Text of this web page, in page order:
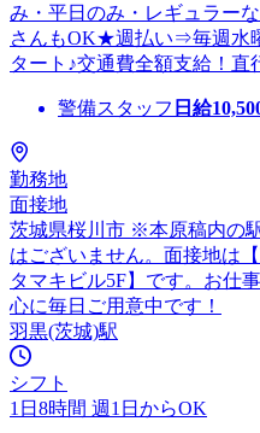
み・平日のみ・レギュラー
さんもOK★週払い⇒毎週水
タート♪交通費全額支給！直
警備スタッフ 日給
勤務地
面接地
茨城県桜川市 ※本原稿内の
はございません。面接地は
タマキビル5F】です。お仕
心に毎日ご用意中です！
羽黒(茨城)駅
シフト
1日8時間 週1日からOK